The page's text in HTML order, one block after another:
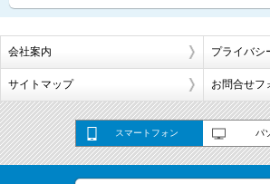
会社案内 プライバシ
サイトマップ お問合せフ
スマートフォン パ